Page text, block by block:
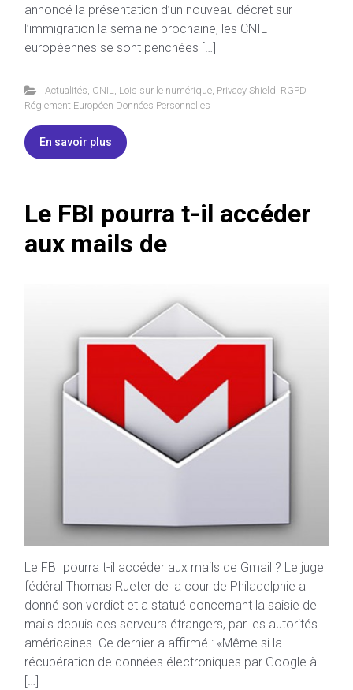
annoncé la présentation d’un nouveau décret sur
l’immigration la semaine prochaine, les CNIL
européennes se sont penchées […]
Actualités CNIL Lois sur le numérique, Privacy Shield RGPD
Réglement Européen Données Personnelles
En savoir plus
Le FBI pourra t-il accéder
aux mails de
Le FBI pourra t-il accéder aux mails de Gmail ? Le juge
fédéral Thomas Rueter de la cour de Philadelphie a
donné son verdict et a statué concernant la saisie de
mails depuis des serveurs étrangers, par les autorités
américaines. Ce dernier a affirmé : «Même si la
récupération de données électroniques par Google à
[…]